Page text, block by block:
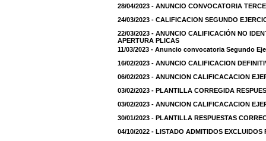
28/04/2023 - ANUNCIO CONVOCATORIA
24/03/2023 - CALIFICACION SEGUNDO
22/03/2023 - ANUNCIO CALIFICACIÓN NO
APERTURA PLICAS
11/03/2023 - Anuncio convocatoria Segundo
16/02/2023 - ANUNCIO CALIFICACION
06/02/2023 - ANUNCION CALIFICACACION
03/02/2023 - PLANTILLA CORREGIDA
03/02/2023 - ANUNCION CALIFICACACION
30/01/2023 - PLANTILLA RESPUESTAS
04/10/2022 - LISTADO ADMITIDOS EXCLUIDOS